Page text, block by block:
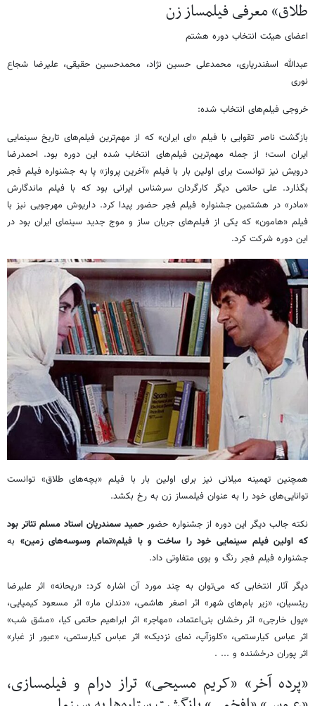
طلاق» معرفی فیلمساز زن
اعضای هیئت انتخاب دوره هشتم
عبدالله اسفندریاری، محمدعلی حسین نژاد، محمدحسین حقیقی، علیرضا شجاع
نوری
خروجی فیلم‌های انتخاب شده:
بازگشت ناصر تقوایی با فیلم «ای ایران» که از مهم‌ترین فیلم‌های تاریخ سینمایی
ایران است؛ از جمله مهم‌ترین فیلم‌های انتخاب شده این دوره بود. احمدرضا
درویش نیز توانست برای اولین بار با فیلم «آخرین پرواز» پا به جشنواره فیلم فجر
بگذارد. علی حاتمی دیگر کارگردان سرشناس ایرانی بود که با فیلم ماندگارش
«مادر» در هشتمین جشنواره فیلم فجر حضور پیدا کرد. داریوش مهرجویی نیز با
فیلم «هامون» که یکی از فیلم‌های جریان ساز و موج جدید سینمای ایران بود در
این دوره شرکت کرد.
همچنین تهمینه میلانی نیز برای اولین بار با فیلم «بچه‌های طلاق» توانست
توانایی‌های خود را به عنوان فیلمساز زن به رخ بکشد.
نکته جالب دیگر این دوره از جشنواره حضورحمید سمندریان استاد مسلم تئاتر بود
که اولین فیلم سینمایی خود را ساخت و با فیلم«تمام وسوسه‌های زمین» به
جشنواره فیلم فجر رنگ و بوی متفاوتی داد.
دیگر آثار انتخابی که می‌توان به چند مورد آن اشاره کرد: «ریحانه» اثر علیرضا
ریئسیان، «زیر بام‌های شهر» اثر اصغر هاشمی، «دندان مار» اثر مسعود کیمیایی،
«پول خارجی» اثر رخشان بنی‌اعتماد، «مهاجر» اثر ابراهیم حاتمی کیا، «مشق شب»
اثر عباس کیارستمی، «کلوزآپ، نمای نزدیک» اثر عباس کیارستمی، «عبور از غبار»
اثر پوران درخشنده و ... .
«پرده آخر» «کریم مسیحی» تراز درام و فیلمسازی،